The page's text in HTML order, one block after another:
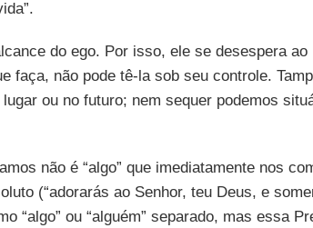
do ego. Por isso, ele se desespera ao
faça, não pode tê-la sob seu controle.
ou no futuro; nem sequer podemos
não é “algo” que imediatamente nos
(“adorarás ao Senhor, teu Deus, e
“algo” ou “alguém” separado, mas essa